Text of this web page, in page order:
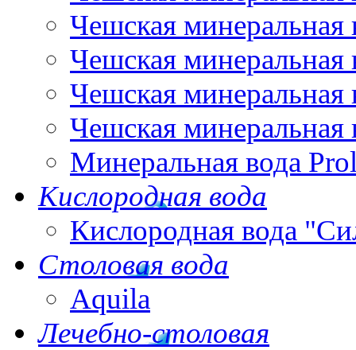
Чешская минеральная
Чешская минеральная
Чешская минеральная
Чешская минеральная
Минеральная вода
Кислородная вода
Кислородная вода
Столовая вода
Aquila
Лечебно-столовая